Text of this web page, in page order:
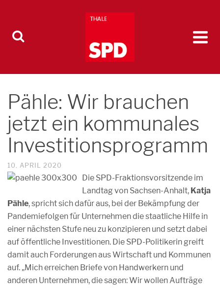
Pähle: Wir brauchen
jetzt ein kommunales
Investitionsprogramm
10. APRIL 2020
Die SPD-Fraktionsvorsitzende im
Landtag von Sachsen-Anhalt, Katja
Pähle, spricht sich dafür aus, bei der Bekämpfung der
Pandemiefolgen für Unternehmen die staatliche Hilfe in
einer nächsten Stufe neu zu konzipieren und setzt dabei
auf öffentliche Investitionen. Die SPD-Politikerin greift
damit auch Forderungen aus Wirtschaft und Kommunen
auf. „Mich erreichen Briefe von Handwerkern und
anderen Unternehmen, die sagen: Wir wollen Aufträge